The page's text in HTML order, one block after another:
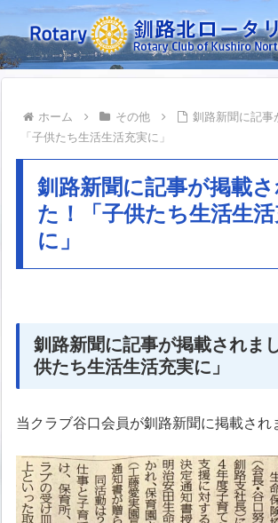
ホーム その他
釧路新聞に記事
「子供たち生活生活充実に」
釧路新聞に記事が掲載
た！「子供たち生活生
に」
釧路新聞に記事が掲載されま
供たち生活生活充実に」
当クラブ谷口会員が釧路新聞に掲載され